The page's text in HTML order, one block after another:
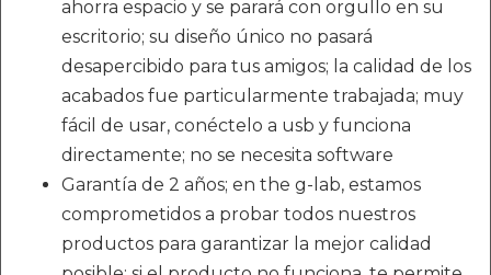
ahorra espacio y se parará con orgullo en su
escritorio; su diseño único no pasará
desapercibido para tus amigos; la calidad de los
acabados fue particularmente trabajada; muy
fácil de usar, conéctelo a usb y funciona
directamente; no se necesita software
Garantía de 2 años; en the g-lab, estamos
comprometidos a probar todos nuestros
productos para garantizar la mejor calidad